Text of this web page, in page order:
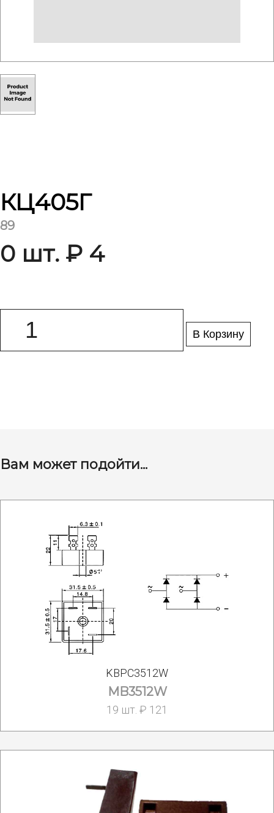
КЦ405Г
89
0 шт. ₽ 4
В Корзину
Вам может подойти...
KBPC3512W
MB3512W
19 шт. ₽ 121